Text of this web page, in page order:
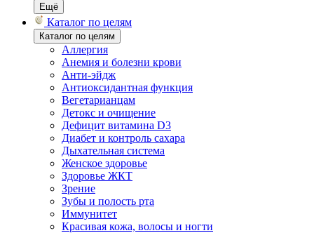
Ещё
Каталог по целям
Каталог по целям
Аллергия
Анемия и болезни крови
Анти-эйдж
Антиоксидантная функция
Вегетарианцам
Детокс и очищение
Дефицит витамина D3
Диабет и контроль сахара
Дыхательная система
Женское здоровье
Здоровье ЖКТ
Зрение
Зубы и полость рта
Иммунитет
Красивая кожа, волосы и ногти